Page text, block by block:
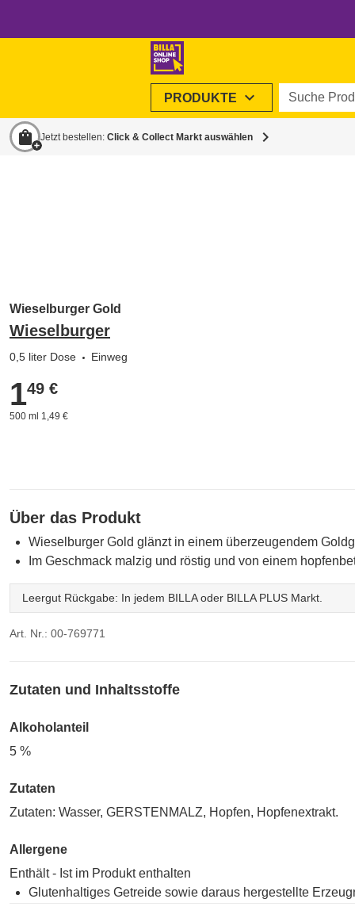
PRODUKTE expand_more Suche
shopping_bag Jetzt bestellen: Click & Collect Markt auswählen chevron_right
Wieselburger Gold
Wieselburger
0,5 liter Dose Einweg
1,49 €
149 €
500 ml 1,49 €
Über das Produkt
Wieselburger Gold glänzt in einem überzeugendem
Im Geschmack malzig und röstig und von einem
Leergut Rückgabe: In jedem BILLA oder BILLA PLUS Markt.
Art. Nr.: 00-769771
Zutaten und Inhaltsstoffe
Alkoholanteil
5 %
Zutaten
Zutaten: Wasser, GERSTENMALZ, Hopfen, Hopfenextrakt.
Allergene
Enthält - Ist im Produkt enthalten
Glutenhaltiges Getreide sowie daraus hergestellte